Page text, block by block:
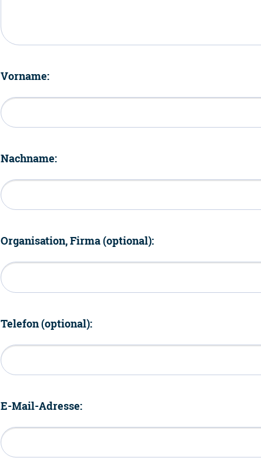
Vorname:
Nachname:
Organisation, Firma (optional):
Telefon (optional):
E-Mail-Adresse: